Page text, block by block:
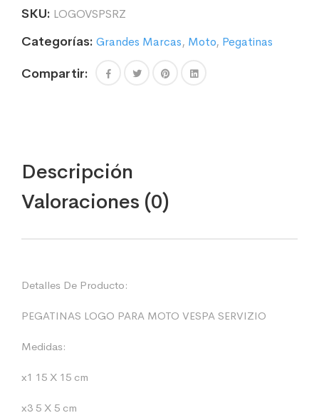
SKU: LOGOVSPSRZ
Categorías: Grandes Marcas, Moto, Pegatinas
Compartir:
Descripción
Valoraciones (0)
Detalles De Producto:
PEGATINAS LOGO PARA MOTO VESPA SERVIZIO
Medidas:
x1 15 X 15 cm
x3 5 X 5 cm